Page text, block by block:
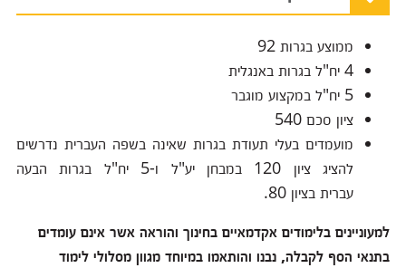
ממוצע בגרות 92
4 יח"ל בגרות באנגלית
5 יח"ל במקצוע מוגבר
ציון סכם 540
מועמדים בעלי תעודת בגרות שאינה בשפה העברית נדרשים
להציג ציון 120 במבחן יע"ל ו-5 יח"ל בגרות הבעה
עברית בציון 80.
למעוניינים בלימודים אקדמאיים בחינוך והוראה אשר אינם עומדים
בתנאי הסף לקבלה, נבנו והותאמו במיוחד מגוון מסלולי לימוד